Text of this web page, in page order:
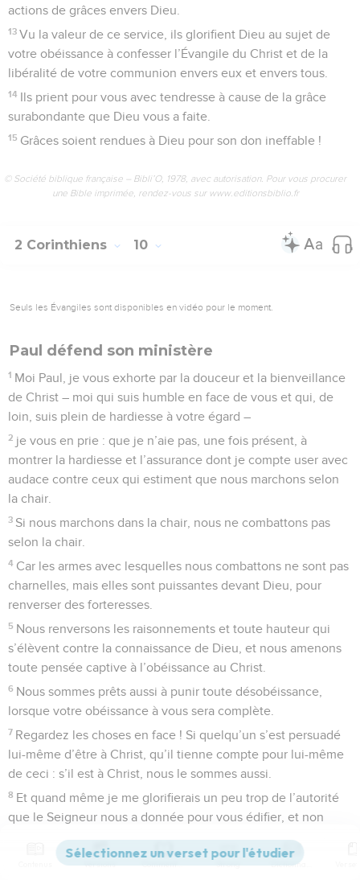
actions de grâces envers Dieu.
13 Vu la valeur de ce service, ils glorifient Dieu au sujet de
votre obéissance à confesser l’Évangile du Christ et de la
libéralité de votre communion envers eux et envers tous.
14 Ils prient pour vous avec tendresse à cause de la grâce
surabondante que Dieu vous a faite.
15 Grâces soient rendues à Dieu pour son don ineffable !
© Société biblique française – Bibli’O, 1978, avec autorisation. Pour vous procurer
une Bible imprimée, rendez-vous sur www.editionsbiblio.fr
2 Corinthiens 10
Seuls les Évangiles sont disponibles en vidéo pour le moment.
Paul défend son ministère
1 Moi Paul, je vous exhorte par la douceur et la bienveillance
de Christ – moi qui suis humble en face de vous et qui, de
loin, suis plein de hardiesse à votre égard –
2 je vous en prie : que je n’aie pas, une fois présent, à
montrer la hardiesse et l’assurance dont je compte user avec
audace contre ceux qui estiment que nous marchons selon
la chair.
3 Si nous marchons dans la chair, nous ne combattons pas
selon la chair.
4 Car les armes avec lesquelles nous combattons ne sont pas
charnelles, mais elles sont puissantes devant Dieu, pour
renverser des forteresses.
5 Nous renversons les raisonnements et toute hauteur qui
s’élèvent contre la connaissance de Dieu, et nous amenons
toute pensée captive à l’obéissance au Christ.
6 Nous sommes prêts aussi à punir toute désobéissance,
lorsque votre obéissance à vous sera complète.
7 Regardez les choses en face ! Si quelqu’un s’est persuadé
lui-même d’être à Christ, qu’il tienne compte pour lui-même
de ceci : s’il est à Christ, nous le sommes aussi.
8 Et quand même je me glorifierais un peu trop de l’autorité
que le Seigneur nous a donnée pour vous édifier, et non
je ne veux pas paraître vous intimider par mes lettres.
Versions Commentaires Strong